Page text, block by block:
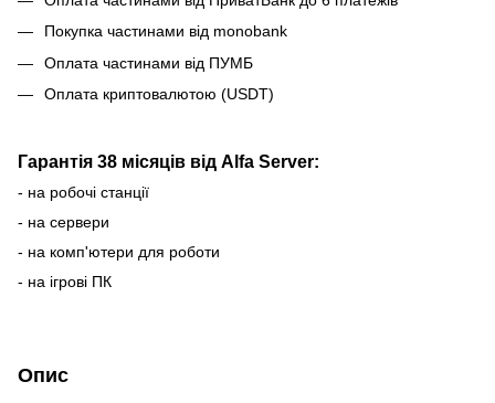
Покупка частинами від monobank
Оплата частинами від ПУМБ
Оплата криптовалютою (USDT)
Гарантія 38 місяців від Alfa Server:
- на робочі станції
- на сервери
- на комп'ютери для роботи
- на ігрові ПК
Опис